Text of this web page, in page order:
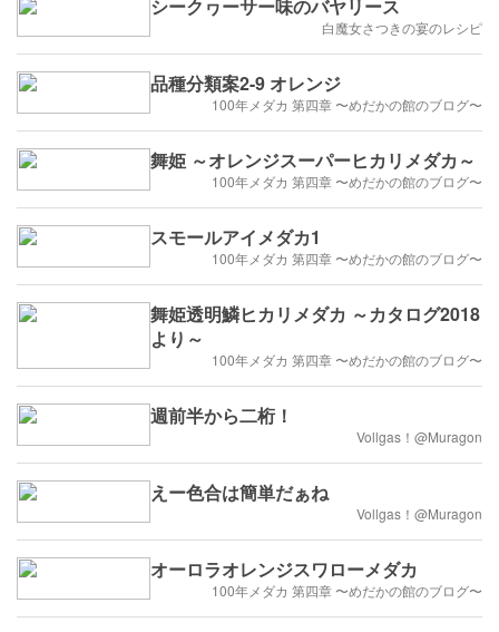
シークヮーサー味のバヤリース
白魔女さつきの宴のレシピ
品種分類案2-9 オレンジ
100年メダカ 第四章 〜めだかの館のブログ〜
舞姫 ～オレンジスーパーヒカリメダカ～
100年メダカ 第四章 〜めだかの館のブログ〜
スモールアイメダカ1
100年メダカ 第四章 〜めだかの館のブログ〜
舞姫透明鱗ヒカリメダカ ～カタログ2018
より～
100年メダカ 第四章 〜めだかの館のブログ〜
週前半から二桁！
Vollgas！@Muragon
えー色合は簡単だぁね
Vollgas！@Muragon
オーロラオレンジスワローメダカ
100年メダカ 第四章 〜めだかの館のブログ〜